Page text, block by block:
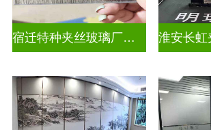
宿迁特种夹丝玻璃厂家联系电话